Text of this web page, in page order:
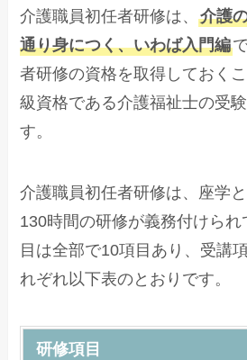
介護職員初任者研修は、介護
通り身につく、いわば入門編
者研修の資格を取得しておく
級資格である介護福祉士の受
す。
介護職員初任者研修は、座学
130時間の研修が義務付けら
目は全部で10項目あり、受講
れぞれ以下表のとおりです。
研修項目